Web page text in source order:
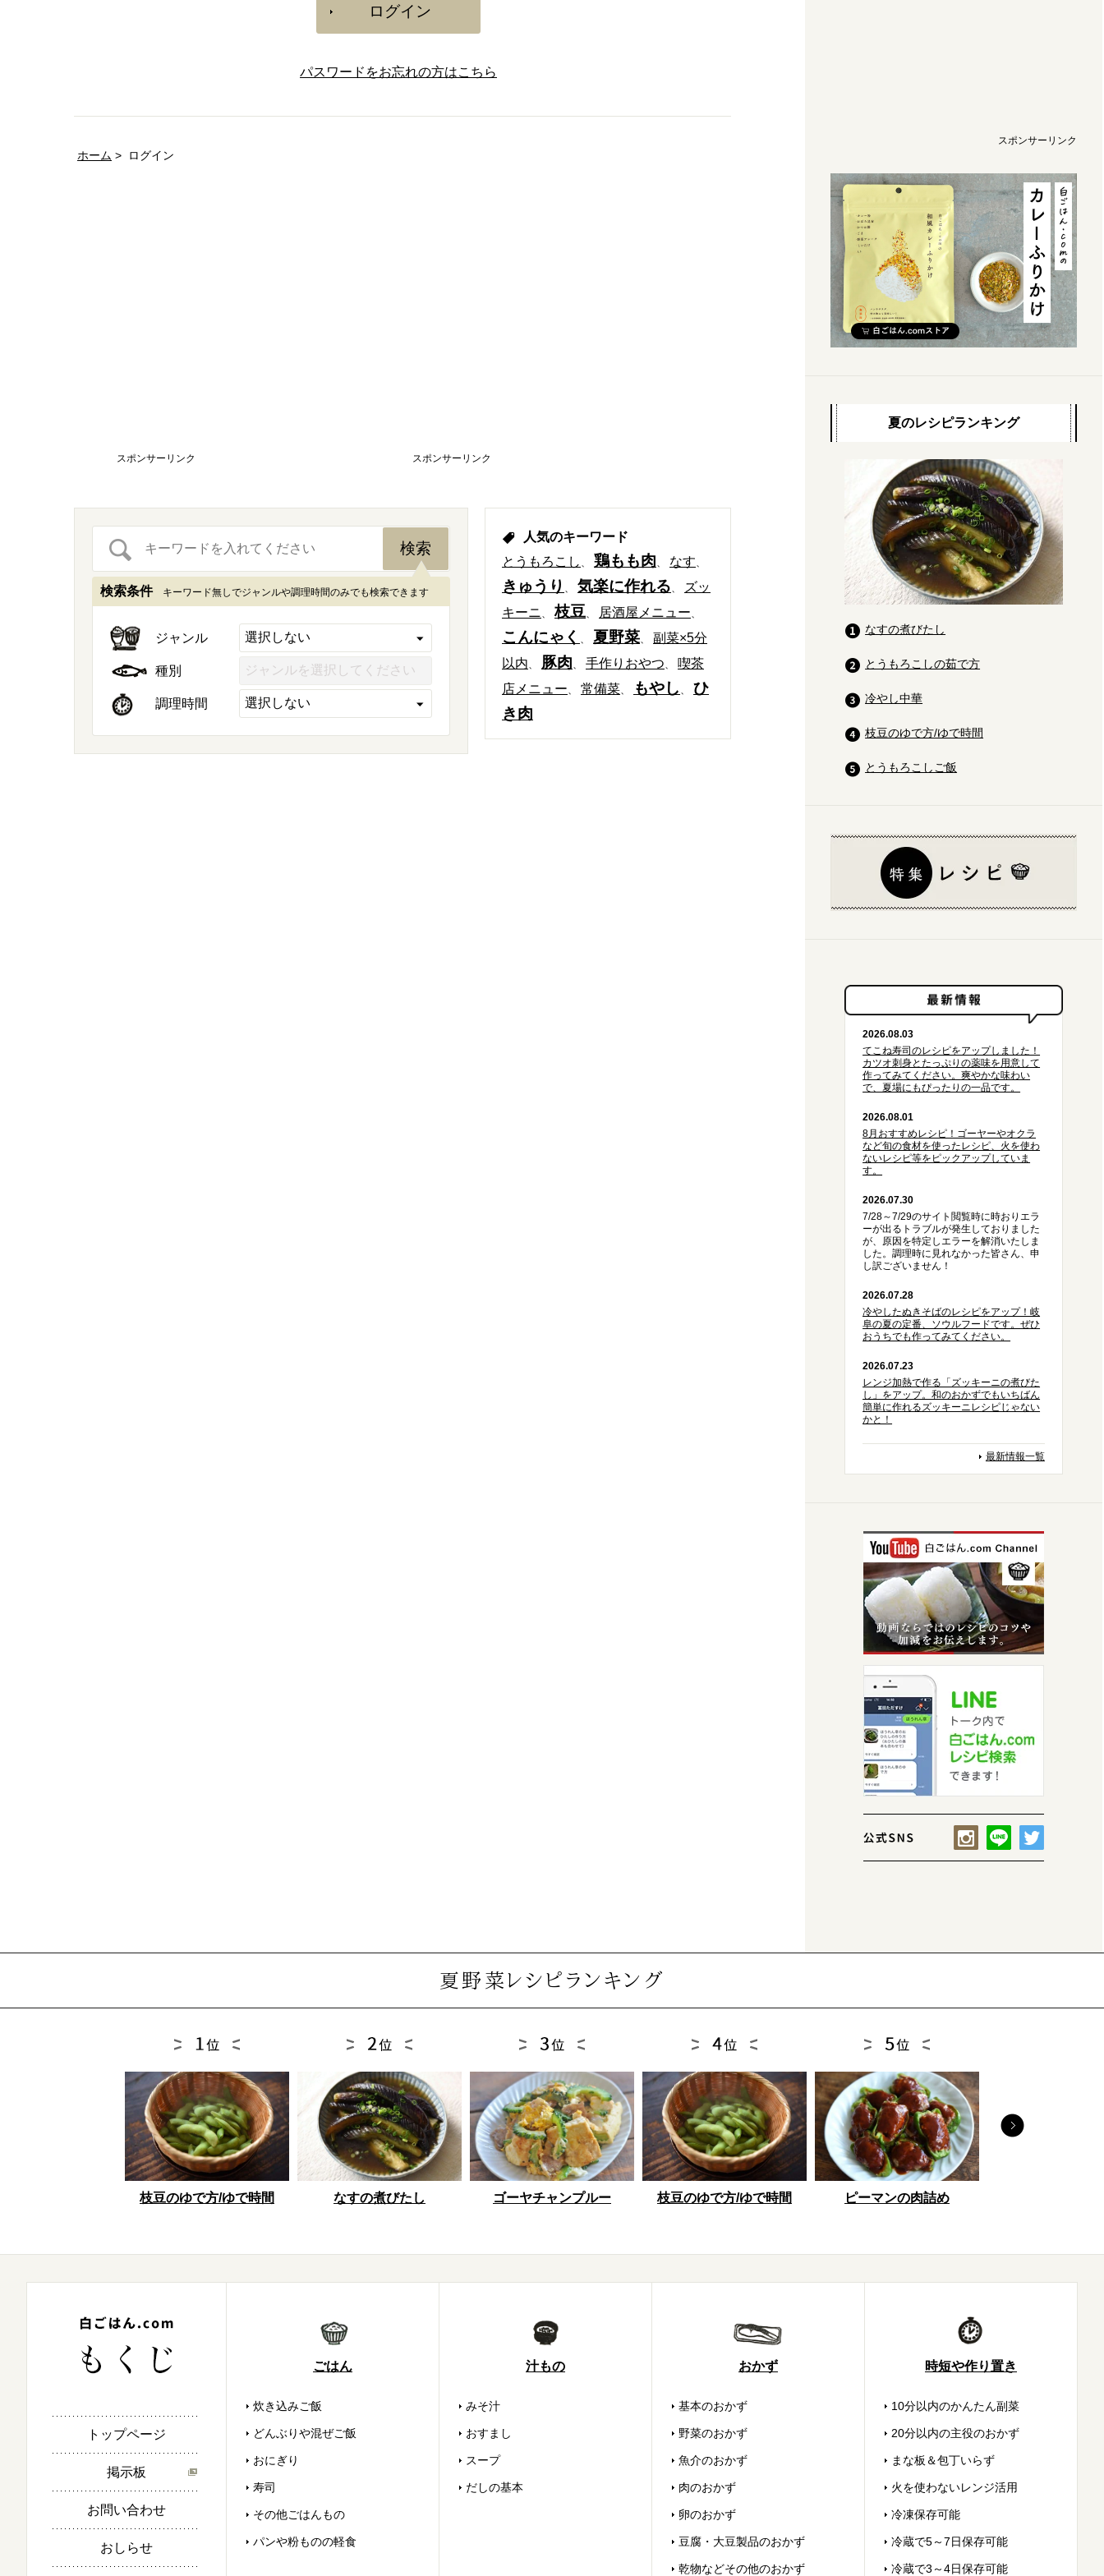
パスワードをお忘れの方はこちら
ホーム ログイン
スポンサーリンク スポンサーリンク
検索条件 キーワード無しでジャンルや調理時間のみでも検索できます
ジャンル
種別
調理時間
人気のキーワード
とうもろこし
鶏もも肉 なす
きゅうり 気楽に作れる
ズッ
キーニ
枝豆 居酒屋メニュー
こんにゃく 夏野菜
副菜×5分
以内
豚肉 手作りおやつ
喫茶
店メニュー
常備菜 もやし
ひ
き肉
スポンサーリンク
夏のレシピランキング
なすの煮びたし
とうもろこしの茹で方
冷やし中華
枝豆のゆで方/ゆで時間
とうもろこしご飯
2026.08.03
てこね寿司のレシピをアップしました！
カツオ刺身とたっぷりの薬味を用意して
作ってみてください。爽やかな味わい
で、夏場にもぴったりの一品です。
2026.08.01
8月おすすめレシピ！ゴーヤーやオクラ
など旬の食材を使ったレシピ、火を使わ
ないレシピ等をピックアップしていま
す。
2026.07.30
7/28～7/29のサイト閲覧時に時おりエラ
ーが出るトラブルが発生しておりました
が、原因を特定しエラーを解消いたしま
した。調理時に見れなかった皆さん、申
し訳ございません！
2026.07.28
冷やしたぬきそばのレシピをアップ！岐
阜の夏の定番、ソウルフードです。ぜひ
おうちでも作ってみてください。
2026.07.23
レンジ加熱で作る「ズッキーニの煮びた
し」をアップ。和のおかずでもいちばん
簡単に作れるズッキーニレシピじゃない
かと！
最新情報一覧
夏野菜レシピランキング
枝豆のゆで方/ゆで時間 なすの煮びたし ゴーヤチャンプルー 枝豆のゆで方/ゆで時間 ピーマンの肉詰め
トップページ
掲示板
お問い合わせ
おしらせ
ごはん
炊き込みご飯
どんぶりや混ぜご飯
おにぎり
寿司
その他ごはんもの
パンや粉ものの軽食
汁もの
みそ汁
おすまし
スープ
だしの基本
おかず
基本のおかず
野菜のおかず
魚介のおかず
肉のおかず
卵のおかず
豆腐・大豆製品のおかず
乾物などその他のおかず
時短や作り置き
10分以内のかんたん副菜
20分以内の主役のおかず
まな板＆包丁いらず
火を使わないレンジ活用
冷凍保存可能
冷蔵で5～7日保存可能
冷蔵で3～4日保存可能